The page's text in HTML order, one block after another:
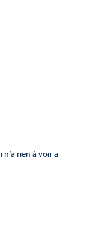
rien à voir a